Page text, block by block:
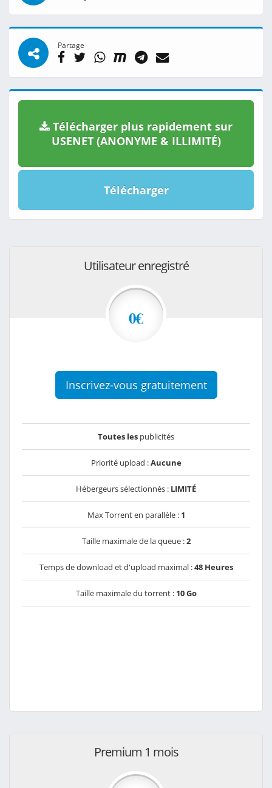
Partage
Télécharger plus rapidement sur
USENET (ANONYME & ILLIMITÉ)
Télécharger
Utilisateur enregistré
0€
Inscrivez-vous gratuitement
Toutes les publicités
Priorité upload :Aucune
Hébergeurs sélectionnés : LIMITÉ
Max Torrent en parallèle : 1
Taille maximale de la queue :2
Temps de download et d'upload maximal :48 Heures
Taille maximale du torrent : 10 Go
Premium 1 mois